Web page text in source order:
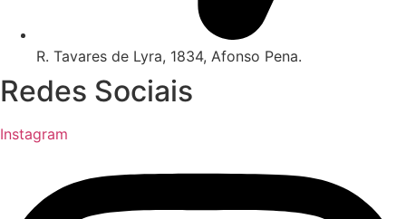
R. Tavares de Lyra, 1834, Afonso Pena.
Redes Sociais
Instagram